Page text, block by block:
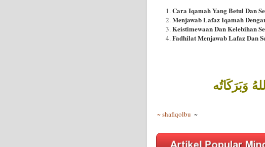
Cara Iqamah Yang Betul Dan
Menjawab Lafaz Iqamah
Keistimewaan Dan Kelebihan
Fadhilat Menjawab Lafaz Dan
وَبَرَكَاتُه
~ shafiqolbu ~